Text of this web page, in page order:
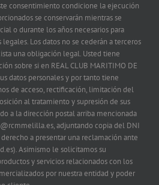
consentimiento condicione la ejecución
se conservarán mientras se
o durante los años necesarios para
Los datos no se cederán a terceros
una obligación legal. Usted tiene
sobre si en REAL CLUB MARITIMO DE
datos personales y por tanto tiene
de acceso, rectificación, limitación del
al tratamiento y supresión de sus
a la dirección postal arriba mencionada
adjuntando copia del DNI
a presentar una reclamación ante
Asimismo le solicitamos su
y servicios relacionados con los
por nuestra entidad y poder